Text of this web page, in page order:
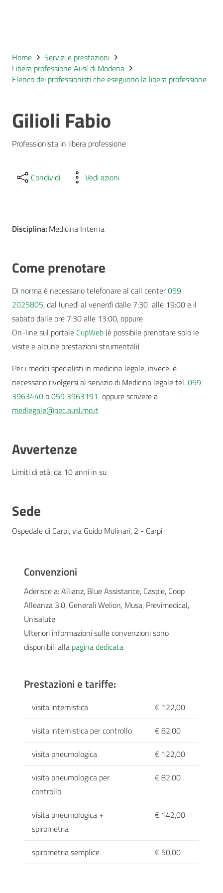
Home
Servizi e prestazioni
Libera professione Ausl di Modena
Elenco dei professionisti che eseguono la libera professione
Gilioli Fabio
Professionista in libera professione
Condividi Vedi azioni
Disciplina: Medicina Interna
Come prenotare
Di norma è necessario telefonare al call center059
2025805, dal lunedì al venerdì dalle 7:30 alle 19:00 e il
sabato dalle ore 7:30 alle 13:00, oppure
On-line sul portale CupWeb(è possibile prenotare solo le
visite e alcune prestazioni strumentali)
Per i medici specialisti in medicina legale, invece, è
necessario rivolgersi al servizio di Medicina legale tel.059
3963440o059 3963191 oppure scrivere a
medlegale@pec.ausl.mo.it
Avvertenze
Limiti di età: da 10 anni in su
Sede
Ospedale di Carpi, via Guido Molinari, 2 - Carpi
Convenzioni
Aderisce a: Allianz, Blue Assistance, Caspie, Coop
Alleanza 3.0, Generali Welion, Musa, Previmedical,
Unisalute
Ulteriori informazioni sulle convenzioni sono
disponibili alla pagina dedicata
Prestazioni e tariffe:
visita internistica
€ 122,00
visita internistica per controllo
€ 82,00
visita pneumologica
€ 122,00
visita pneumologica per
controllo
€ 82,00
visita pneumologica +
spirometria
€ 142,00
spirometria semplice € 50,00